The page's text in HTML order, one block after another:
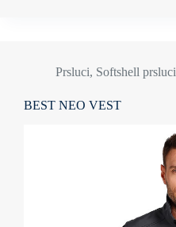
Prsluci, Softshell prsluci
BEST NEO VEST